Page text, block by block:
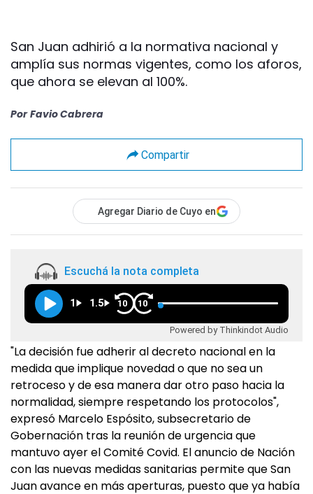
San Juan adhirió a la normativa nacional y
amplía sus normas vigentes, como los aforos,
que ahora se elevan al 100%.
Por Favio Cabrera
Compartir
Agregar Diario de Cuyo en
Escuchá la nota completa
1 1.5 10 10
Powered by Thinkindot Audio
"La decisión fue adherir al decreto nacional en la
medida que implique novedad o que no sea un
retroceso y de esa manera dar otro paso hacia la
normalidad, siempre respetando los protocolos",
expresó Marcelo Espósito, subsecretario de
Gobernación tras la reunión de urgencia que
mantuvo ayer el Comité Covid. El anuncio de Nación
con las nuevas medidas sanitarias permite que San
Juan avance en más aperturas, puesto que ya había